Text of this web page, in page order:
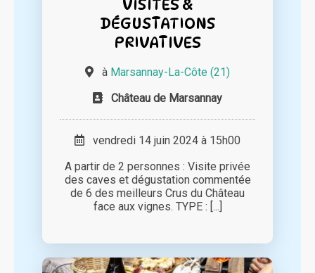
VISITES &
DÉGUSTATIONS
PRIVATIVES
à Marsannay-La-Côte (21)
Château de Marsannay
vendredi 14 juin 2024 à 15h00
A partir de 2 personnes : Visite privée
des caves et dégustation commentée
de 6 des meilleurs Crus du Château
face aux vignes. TYPE : [...]